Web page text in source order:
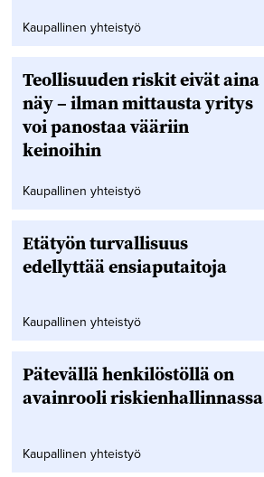
Kaupallinen yhteistyö
Teollisuuden riskit eivät aina
näy – ilman mittausta yritys
voi panostaa vääriin
keinoihin
Kaupallinen yhteistyö
Etätyön turvallisuus
edellyttää ensiaputaitoja
Kaupallinen yhteistyö
Pätevällä henkilöstöllä on
avainrooli riskienhallinnassa
Kaupallinen yhteistyö